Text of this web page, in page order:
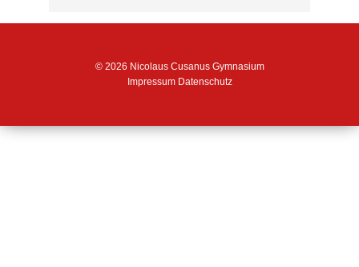
© 2026 Nicolaus Cusanus Gymnasium
Impressum Datenschutz